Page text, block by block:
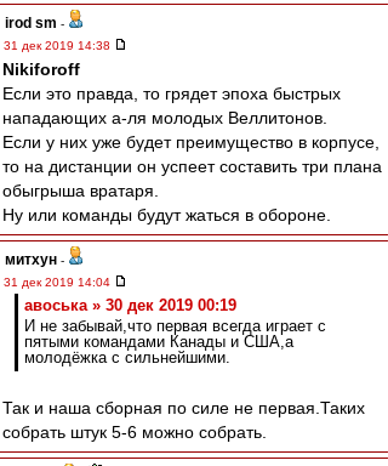
irod sm -
31 дек 2019 14:38
Nikiforoff
Если это правда, то грядет эпоха быстрых
нападающих а-ля молодых Веллитонов.
Если у них уже будет преимущество в корпусе,
то на дистанции он успеет составить три плана
обыгрыша вратаря.
Ну или команды будут жаться в обороне.
митхун -
31 дек 2019 14:04
авоська » 30 дек 2019 00:19
И не забывай,что первая всегда играет с
пятыми командами Канады и США,а
молодёжка с сильнейшими.
Так и наша сборная по силе не первая.Таких
собрать штук 5-6 можно собрать.